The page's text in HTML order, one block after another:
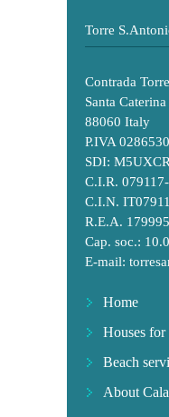
Torre
Contrada
Santa
88060 Italy
P.IVA
SDI:
C.I.R.
C.I.N.
R.E.A. 179995
Cap. soc.:
E-mail:
Home
Houses for
Beach
About